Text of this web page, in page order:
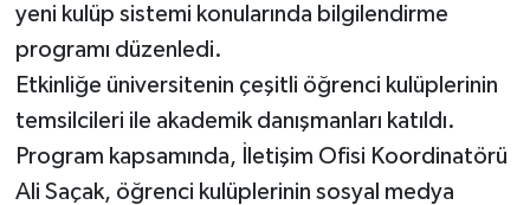
yeni kulüp sistemi konularında bilgilendirme
programı düzenledi.
Etkinliğe üniversitenin çeşitli öğrenci kulüplerinin
temsilcileri ile akademik danışmanları katıldı.
Program kapsamında, İletişim Ofisi Koordinatörü
Ali Saçak, öğrenci kulüplerinin sosyal medya
Osmancık
Sungurlu
Uğurludağ